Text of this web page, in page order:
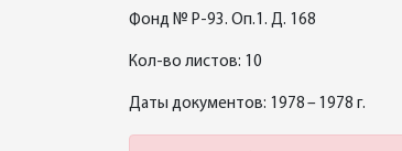
Фонд № Р-93. Оп.1. Д. 168
Кол-во листов: 10
Даты документов: 1978 – 1978 г.